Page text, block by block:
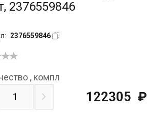
2376559846
2376559846
, компл
122305 ₽